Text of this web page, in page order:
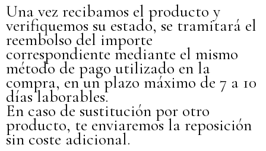
Una vez recibamos el producto y
verifiquemos su estado, se tramitará el
reembolso del importe
correspondiente mediante el mismo
método de pago utilizado en la
compra, en un plazo máximo de 7 a 10
días laborables.
En caso de sustitución por otro
producto, te enviaremos la reposición
sin coste adicional.